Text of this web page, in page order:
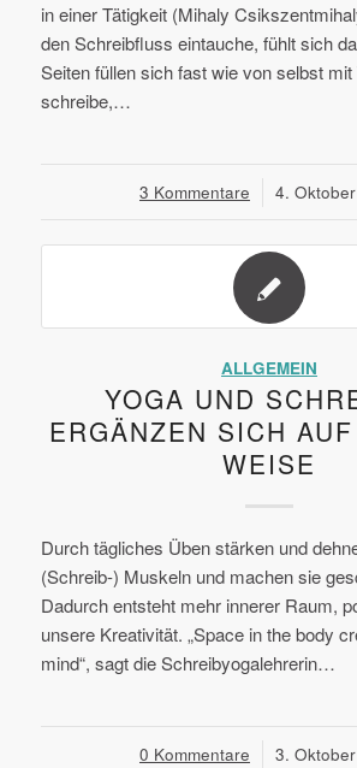
in einer Tätigkeit (Mihaly
den Schreibfluss eintauche, fühlt sich
Seiten füllen sich fast wie von selbst
schreibe,…
3 Kommentare
/ 4.
ALLGEMEIN
YOGA UND
ERGÄNZEN SICH
WEISE
Durch tägliches Üben stärken und
(Schreib-) Muskeln und machen sie
Dadurch entsteht mehr innerer Raum,
unsere Kreativität. „Space in the body
mind“, sagt die Schreibyogalehrerin…
0 Kommentare
/ 3.